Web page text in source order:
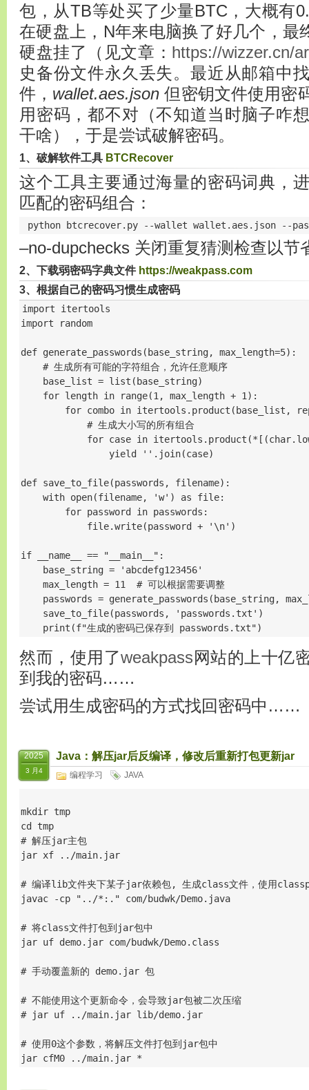
包，从TB等处买了少量BTC，大概有
在硬盘上，N年来电脑换了好几个，最
硬盘挂了（见文章： https://wizzer.cn/
史备份文件永久丢失。最近从邮箱中
件， wallet.aes.json 但密钥文件使用密
用密码，都不对（不知道当时脑子咋
干啥），于是尝试破解密码。
1、破解软件工具 BTCRecover
这个工具主要通过海量的密码词典，
匹配的密码组合：
python btcrecover.py --wallet wallet.aes.json --
–no-dupchecks 关闭重复猜测检查以节
2、下载弱密码字典文件 https://weakpass.com
3、根据自己的密码习惯生成密码
import itertools
import random
def generate_passwords(base_string, max_length=5):
    # 生成所有可能的字符组合，允许任意顺序
    base_list = list(base_string)
    for length in range(1, max_length + 1):
for combo in itertools.product(base_list,
            # 生成大小写的所有组合
for case in
                yield ''.join(case)
def save_to_file(passwords, filename):
    with open(filename, 'w') as file:
        for password in passwords:
            file.write(password + '\n')
if __name__ == "__main__":
    base_string = 'abcdefg123456'
    max_length = 11  # 可以根据需要调整
passwords = generate_passwords(base_string,
    save_to_file(passwords, 'passwords.txt')
    print(f"生成的密码已保存到 passwords.txt")
然而，使用了weakpass 网站的上十亿
到我的密码……
尝试用生成密码的方式找回密码中……
2025
3 月4
Java：解压jar后反编译，修改后重新打包更新jar
编程学习 JAVA
mkdir tmp
cd tmp
# 解压jar主包
jar xf ../main.jar
# 编译lib文件夹下某子jar依赖包, 生成class文件，使用
javac -cp "../*:." com/budwk/Demo.java
# 将class文件打包到jar包中
jar uf demo.jar com/budwk/Demo.class
# 手动覆盖新的 demo.jar 包
# 不能使用这个更新命令，会导致jar包被二次压缩
# jar uf ../main.jar lib/demo.jar
# 使用0这个参数，将解压文件打包到jar包中
jar cfM0 ../main.jar *